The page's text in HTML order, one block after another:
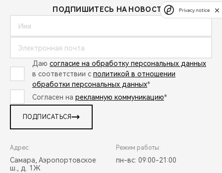
ПОДПИШИТЕСЬ НА НОВОСТИ:
Даю согласие на обработку персональных данных
в соответствии с политикой в отношении
обработки персональных данных*
Согласен на рекламную коммуникацию*
ПОДПИСАТЬСЯ
Адрес:
Самара, Аэропортовское
ш., д. 1Ж
Режим работы:
пн-вс: 09:00-21:00
Privacy notice